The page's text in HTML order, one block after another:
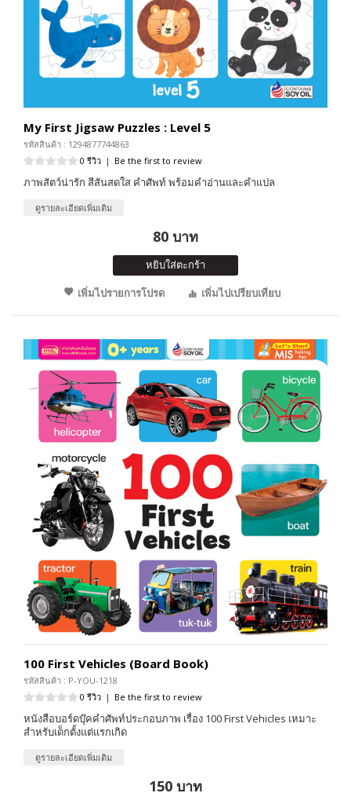
My First Jigsaw Puzzles : Level 5
รหัสสินค้า : 1294877744863
0 รีวิว | Be the first to review
ภาพสัตว์น่ารัก สีสันสดใส คำศัพท์ พร้อมคำอ่านและคำแปล
ดูรายละเอียดเพิ่มเติม
80 บาท
หยิบใส่ตะกร้า
เพิ่มไปรายการโปรด
เพิ่มไปเปรียบเทียบ
100 First Vehicles (Board Book)
รหัสสินค้า : P-YOU-1218
0 รีวิว | Be the first to review
หนังสือบอร์ดบุ๊คคำศัพท์ประกอบภาพ เรื่อง 100 First Vehicles เหมาะ
สำหรับเด็กตั้งแต่แรกเกิด
ดูรายละเอียดเพิ่มเติม
150 บาท